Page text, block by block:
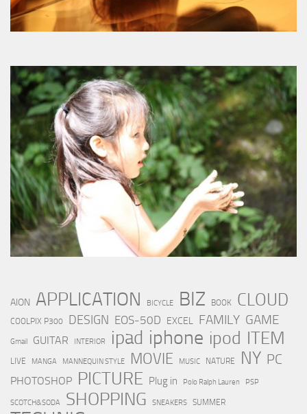
AION APPLICATION BICYCLE BIZ BOOK CLOUD
COOLPIX P300 DESIGN EOS-50D EXCEL FAMILY GAME
Gmail GUITAR INTERIOR ipad iphone ipod ITEM
LIVE MANGA MANNEQUIN STYLE MOVIE MUSIC NATURE NY PC
PHOTOSHOP PICTURE Plug in Polo Ralph Lauren PSP
SCOTCH&SODA SHOPPING SNEAKERS SUMMER